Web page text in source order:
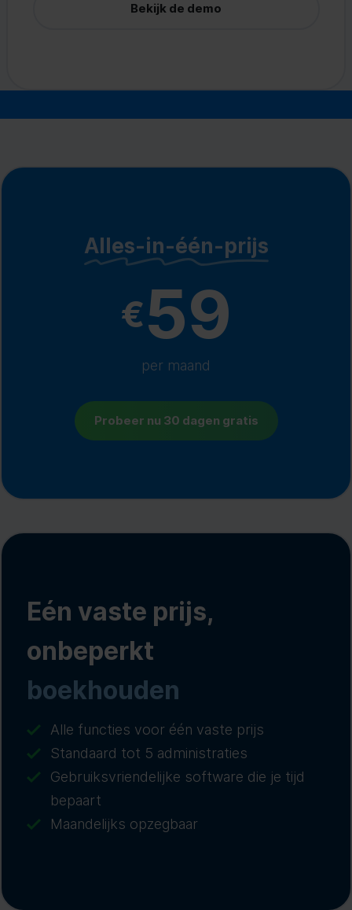
Bekijk de demo
Alles-in-één-prijs
€59
per maand
Probeer nu 30 dagen gratis
Eén vaste prijs,
onbeperkt
boekhouden
Alle functies voor één vaste prijs
Standaard tot 5 administraties
Gebruiksvriendelijke software die je tijd
bepaart
Maandelijks opzegbaar